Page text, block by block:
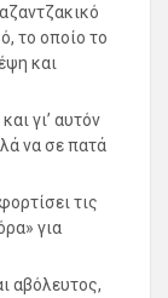
το οποίο το
και
γι’ αυτόν
να σε πατά
τις
για
αβόλευτος,